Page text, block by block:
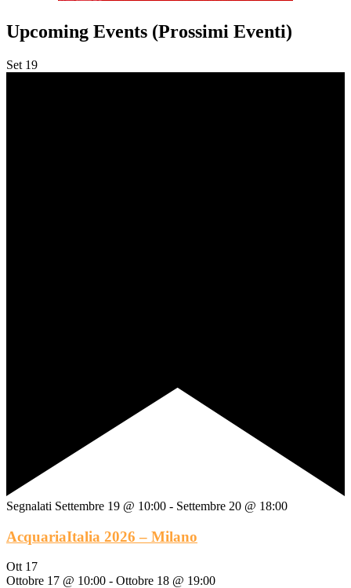
Upcoming Events (Prossimi Eventi)
Set 19
Segnalati Settembre 19 @ 10:00 - Settembre 20 @ 18:00
AcquariaItalia 2026 – Milano
Ott 17
Ottobre 17 @ 10:00 - Ottobre 18 @ 19:00